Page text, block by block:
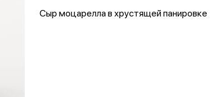
Сыр моцарелла в хрустящей панировке